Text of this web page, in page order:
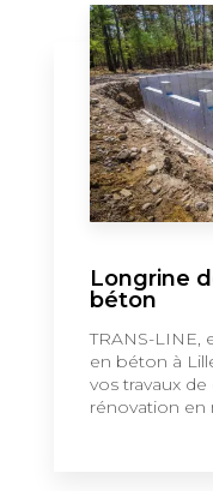
Longrine
béton
TRANS-LINE,
en béton à
vos travaux
rénovation en